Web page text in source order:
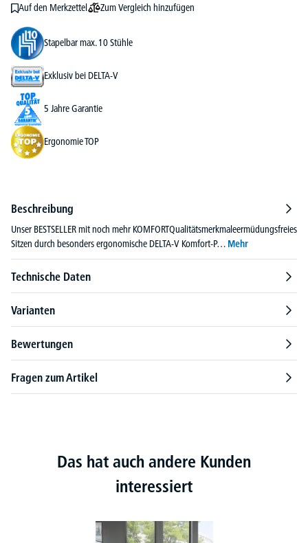
Auf den Merkzettel Zum Vergleich hinzufügen
Stapelbar max. 10 Stühle
Exklusiv bei DELTA-V
5 Jahre Garantie
Ergonomie TOP
Beschreibung
Unser BESTSELLER mit noch mehr KOMFORTQualitätsmerkmaleermüdungsfreies
Sitzen durch besonders ergonomische DELTA-V Komfort-P… Mehr
Technische Daten
Varianten
Bewertungen
Fragen zum Artikel
Das hat auch andere Kunden
interessiert